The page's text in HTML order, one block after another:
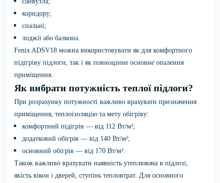
коридору;
спальні;
лоджії або балкона.
Fenix ADSV18 можна використовувати як для комфортного
підігріву підлоги, так і як повноцінне основне опалення
приміщення.
Як вибрати потужність теплої підлоги?
При розрахунку потужності важливо врахувати призначення
приміщення, теплоізоляцію та мету обігріву:
комфортний підігрів — від 112 Вт/м²;
додатковий обігрів — від 140 Вт/м²;
основний обігрів — від 170 Вт/м².
Також важливо врахувати наявність утеплювача в підлозі,
якість вікон і дверей, ступінь тепловтрат. Для основного